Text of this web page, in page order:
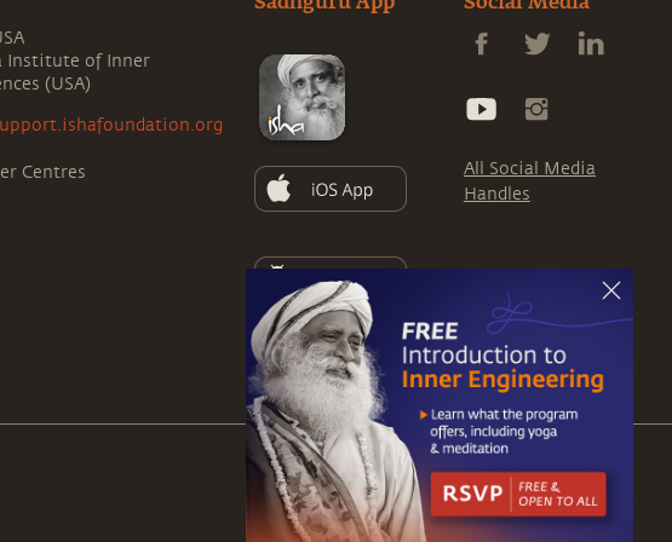
Institute of Inner
(USA)
Centres
All Social Media
Handles